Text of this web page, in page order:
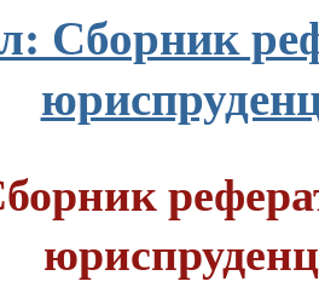
Сборник